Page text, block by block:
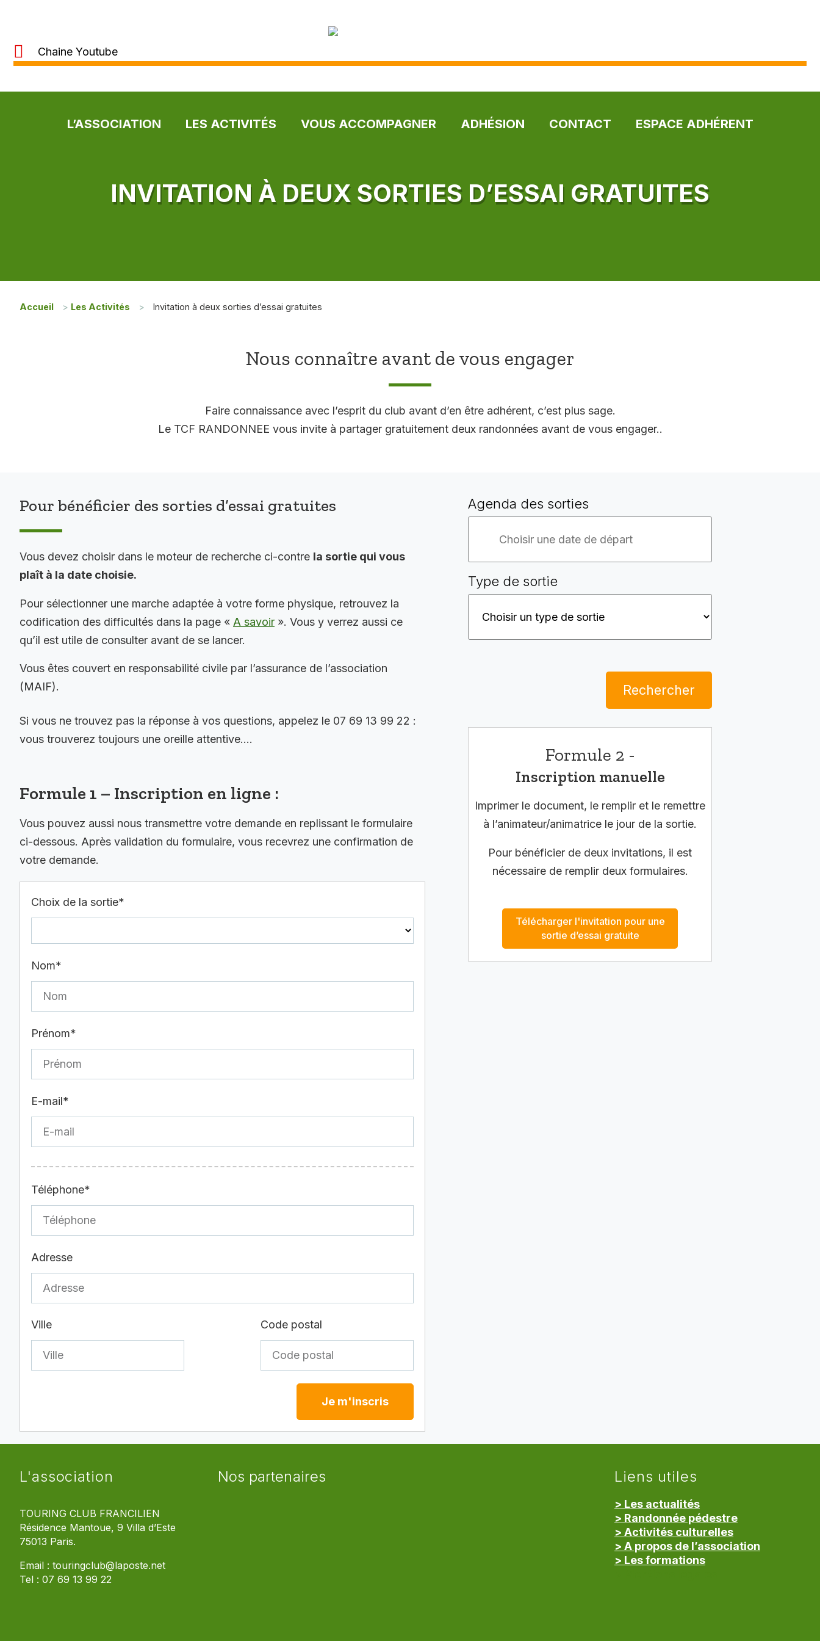
Chaine Youtube
L’ASSOCIATION LES ACTIVITÉS VOUS ACCOMPAGNER ADHÉSION CONTACT ESPACE ADHÉRENT
INVITATION À DEUX SORTIES D’ESSAI GRATUITES
Accueil > Les Activités > Invitation à deux sorties d’essai gratuites
Nous connaître avant de vous engager
Faire connaissance avec l’esprit du club avant d’en être adhérent, c’est plus sage.
Le TCF RANDONNEE vous invite à partager gratuitement deux randonnées avant de vous engager..
Pour bénéficier des sorties d’essai gratuites
Vous devez choisir dans le moteur de recherche ci-contre la sortie qui vous
plaît à la date choisie.
Pour sélectionner une marche adaptée à votre forme physique, retrouvez la
codification des difficultés dans la page « A savoir ». Vous y verrez aussi ce
qu’il est utile de consulter avant de se lancer.
Vous êtes couvert en responsabilité civile par l’assurance de l’association
(MAIF).
Si vous ne trouvez pas la réponse à vos questions, appelez le 07 69 13 99 22 :
vous trouverez toujours une oreille attentive….
Formule 1 – Inscription en ligne :
Vous pouvez aussi nous transmettre votre demande en replissant le formulaire
ci-dessous. Après validation du formulaire, vous recevrez une confirmation de
votre demande.
Choix de la sortie*
Nom*
Prénom*
E-mail*
Téléphone*
Adresse
Ville Code postal
Je m'inscris
Agenda des sorties
Type de sortie
Rechercher
Formule 2 -
Inscription manuelle
Imprimer le document, le remplir et le remettre
à l’animateur/animatrice le jour de la sortie.
Pour bénéficier de deux invitations, il est
nécessaire de remplir deux formulaires.
Télécharger l'invitation pour une
sortie d’essai gratuite
L'association
TOURING CLUB FRANCILIEN
Résidence Mantoue, 9 Villa d’Este
75013 Paris.
Email : touringclub@laposte.net
Tel : 07 69 13 99 22
Nos partenaires Liens utiles
> Les actualités
> Randonnée pédestre
> Activités culturelles
> A propos de l’association
> Les formations